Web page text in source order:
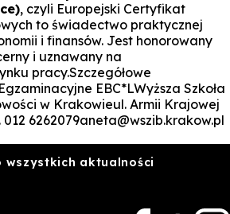
, czyli Europejski Certyfikat
to świadectwo praktycznej
i finansów. Jest honorowany
i uznawany na
pracy.Szczegółowe
EBC*LWyższa Szkoła
w Krakowieul. Armii Krajowej
6262079aneta@wszib.krakow.pl
wszystkich aktualności